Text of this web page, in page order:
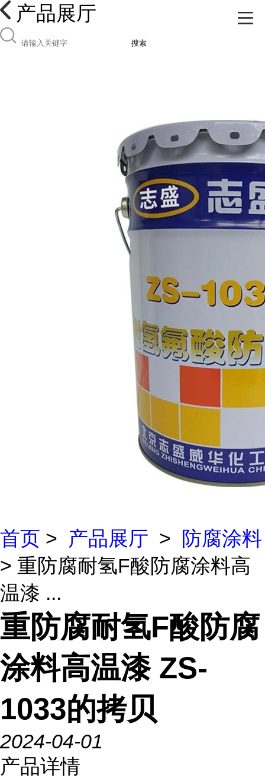
产品展厅
搜索
首页 > 产品展厅 >
防腐涂料
> 重防腐耐氢F酸防腐涂料高
温漆 ...
重防腐耐氢F酸防腐
涂料高温漆 ZS-
1033的拷贝
2024-04-01
产品详情